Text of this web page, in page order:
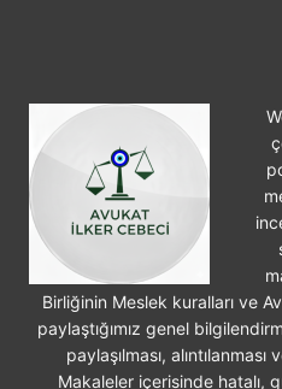
Birliğinin Meslek kuralları ve
paylaştığımız genel
paylaşılması,
Makaleler içerisinde hatalı,